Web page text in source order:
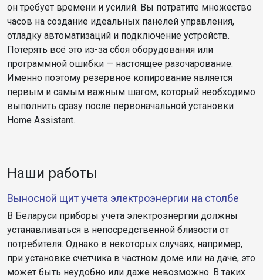
он требует времени и усилий. Вы потратите множество
часов на создание идеальных панелей управления,
отладку автоматизаций и подключение устройств.
Потерять всё это из-за сбоя оборудования или
программной ошибки — настоящее разочарование.
Именно поэтому резервное копирование является
первым и самым важным шагом, который необходимо
выполнить сразу после первоначальной установки
Home Assistant.
Наши работы
Выносной щит учета электроэнергии на столбе
В Беларуси приборы учета электроэнергии должны
устанавливаться в непосредственной близости от
потребителя. Однако в некоторых случаях, например,
при установке счетчика в частном доме или на даче, это
может быть неудобно или даже невозможно. В таких